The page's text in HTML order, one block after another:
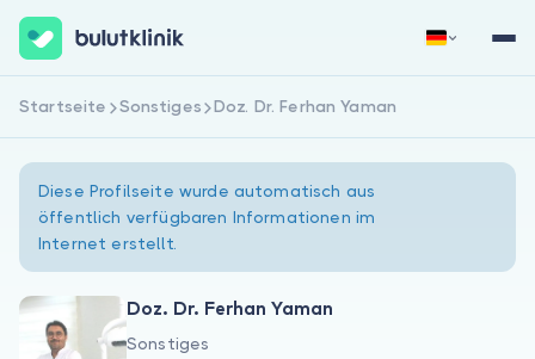
Über uns
Jetzt registrieren Anmelden
Startseite Sonstiges Doz. Dr. Ferhan Yaman
Diese Profilseite wurde automatisch aus
öffentlich verfügbaren Informationen im
Internet erstellt.
Doz. Dr. Ferhan Yaman
Sonstiges